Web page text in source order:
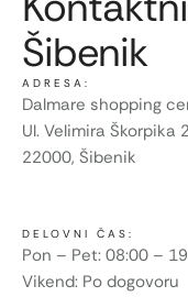
Šibenik
ADRESA:
Dalmare shopping
Ul. Velimira Škorpika
22000, Šibenik
DELOVNI ČAS:
Pon – Pet: 08:00 –
Vikend: Po dogovoru